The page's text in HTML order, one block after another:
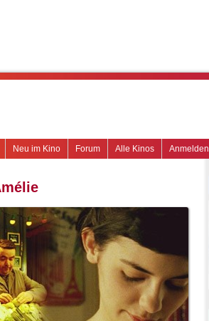
Anmelden
Alle Kinos
Forum
Neu im Kino